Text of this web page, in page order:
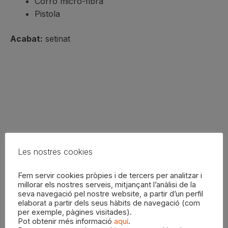
Pistola
Acabat: setinat
Productes relacionats
Les nostres cookies
Fem servir cookies pròpies i de tercers per analitzar i
millorar els nostres serveis, mitjançant l’anàlisi de la
seva navegació pel nostre website, a partir d’un perfil
elaborat a partir dels seus hàbits de navegació (com
per exemple, pàgines visitades).
Pot obtenir més informació aquí.